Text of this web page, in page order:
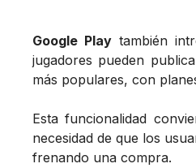
Google Play también
jugadores pueden
más populares, con
Esta funcionalidad
necesidad de que los
frenando una compra.